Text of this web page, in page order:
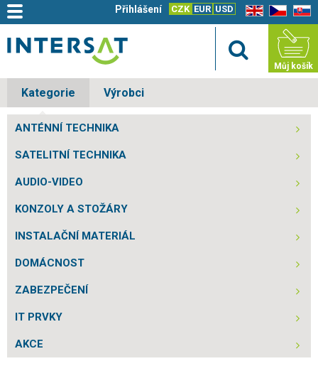
EN CZ SK
CZK EUR USD
Přihlášení
Můj košík
Kategorie Výrobci
ANTÉNNÍ TECHNIKA
SATELITNÍ TECHNIKA
AUDIO-VIDEO
KONZOLY A STOŽÁRY
INSTALAČNÍ MATERIÁL
DOMÁCNOST
ZABEZPEČENÍ
IT PRVKY
AKCE